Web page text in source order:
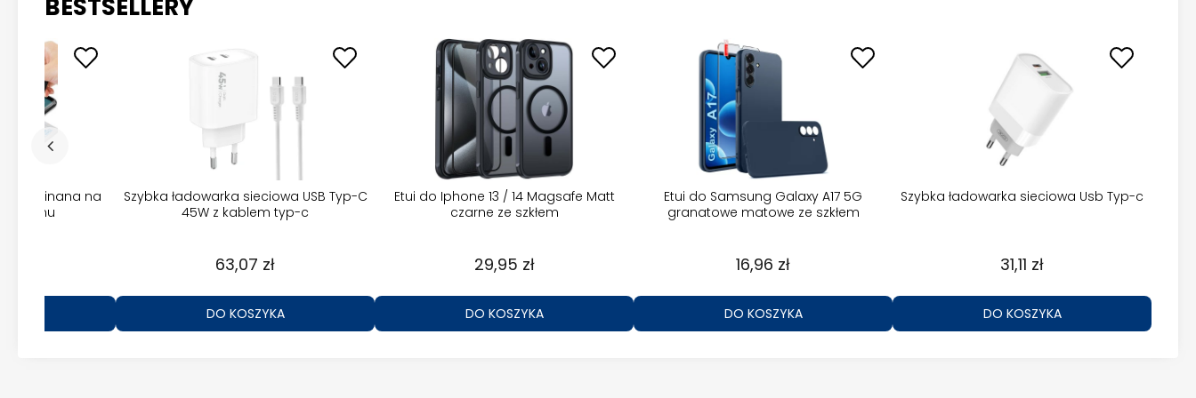
BESTSELLERY
wycinana na
Szybka ładowarka sieciowa USB Typ-C
45W z kablem typ-c
63,07 zł
DO KOSZYKA
Etui do Iphone 13 / 14 Magsafe Matt
czarne ze szkłem
29,95 zł
DO KOSZYKA
Etui do Samsung Galaxy A17 5G
granatowe matowe ze szkłem
16,96 zł
DO KOSZYKA
Szybka ładowarka sieciowa Usb Typ-c
31,11 zł
DO KOSZYKA